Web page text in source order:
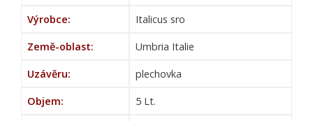
Výrobce: Italicus sro
Země-oblast: Umbria Italie
Uzávěru: plechovka
Objem: 5 Lt.